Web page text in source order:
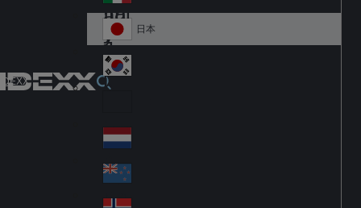
IDEXX
an
y
Ital
y
Ja
pa
n
日本
Ko
a
Lat
in
A
m
eri
Ne
the
rla
Ne